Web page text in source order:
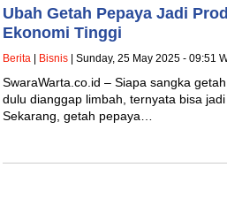
Ubah Getah Pepaya Jadi
Ekonomi Tinggi
Berita Bisnis | Sunday, 25 May 2025 - 09:51
SwaraWarta.co.id – Siapa sangka
dulu dianggap limbah, ternyata bisa
Sekarang, getah pepaya…